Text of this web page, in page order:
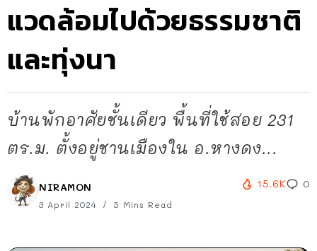
แวดล้อมไปด้วยธรรมชาติ
และทุ่งนา
บ้านพักอาศัยชั้นเดียว พื้นที่ใช้สอย 231
ตร.ม. ตั้งอยู่ชานเมืองใน อ.หางดง...
NIRAMON
3 April 2024 5 Mins Read
15.6K 0